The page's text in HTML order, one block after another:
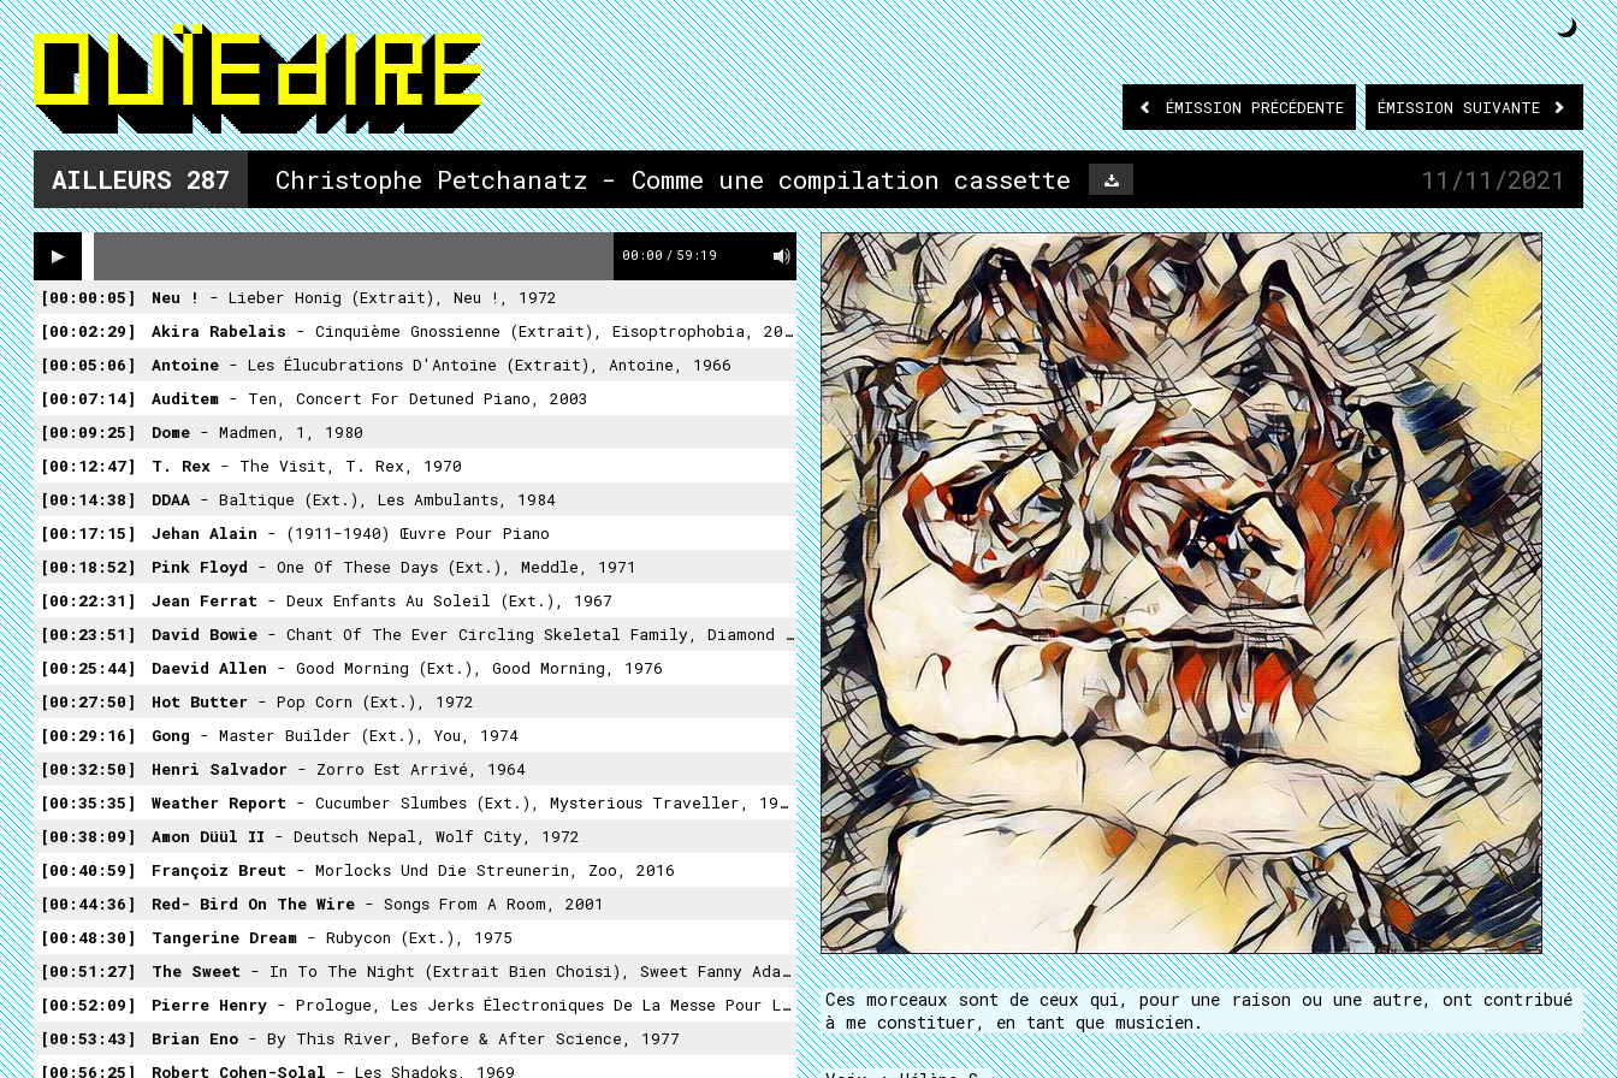
ÉMISSION PRÉCÉDENTE ÉMISSION SUIVANTE
AILLEURS 287 Christophe Petchanatz - Comme une compilation cassette 11/11/2021
00:00 / 59:19
00:00:05 Neu !
- Lieber Honig (extrait), Neu !, 1972
00:02:29
Akira Rabelais - Cinquième Gnossienne (extrait), Eisoptrophobia, 2001
00:05:06
Antoine - Les Élucubrations D'Antoine (extrait), Antoine, 1966
00:07:14
Auditem - Ten, Concert For Detuned Piano, 2003
00:09:25
Dome - Madmen, 1, 1980
00:12:47
T. Rex - The Visit, T. Rex, 1970
00:14:38
DDAA - Baltique (ext.), Les Ambulants, 1984
00:17:15
Jehan Alain - (1911-1940) Œuvre Pour Piano
00:18:52
Pink Floyd - One Of These Days (ext.), Meddle, 1971
00:22:31
Jean Ferrat - Deux Enfants Au Soleil (ext.), 1967
00:23:51
David Bowie - Chant Of The Ever Circling Skeletal Family, Diamond Dogs, 1974
00:25:44
Daevid Allen - Good Morning (ext.), Good Morning, 1976
00:27:50
Hot Butter - Pop Corn (ext.), 1972
00:29:16
Gong - Master Builder (ext.), You, 1974
00:32:50
Henri Salvador - Zorro Est Arrivé, 1964
00:35:35
Weather Report - Cucumber Slumbes (ext.), Mysterious Traveller, 1974
00:38:09
Amon Düül II - Deutsch Nepal, Wolf City, 1972
00:40:59
Françoiz Breut - Morlocks Und Die Streunerin, Zoo, 2016
00:44:36
Red- Bird On The Wire - Songs From A Room, 2001
00:48:30
Tangerine Dream - Rubycon (ext.), 1975
00:51:27
The Sweet - In To The Night (extrait Bien Choisi), Sweet Fanny Adams, 1974
00:52:09
Pierre Henry - Prologue, Les Jerks Électroniques De La Messe Pour Le Temps Présent Et Musiques Concrètes De Pierre Henry Pour Maurice Béjart, 1968
00:53:43
Brian Eno - By This River, Before & After Science, 1977
00:56:25
Robert Cohen-Solal - Les Shadoks, 1969
Ces morceaux sont de ceux qui, pour une raison ou une autre, ont contribué
à me constituer, en tant que musicien.